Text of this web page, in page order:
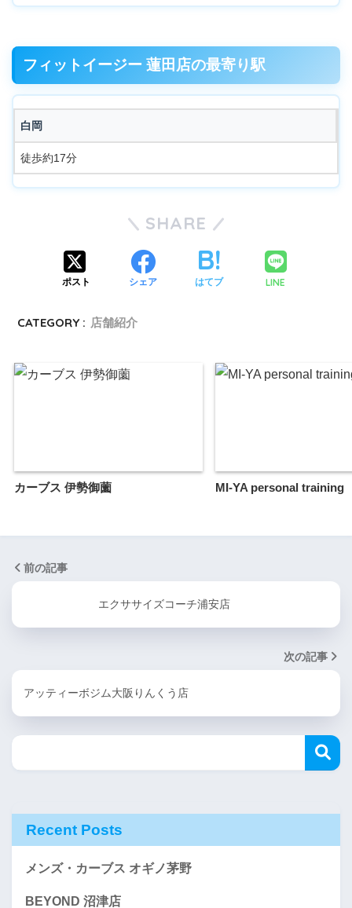
フィットイージー 蓮田店の最寄り駅
白岡
徒歩約17分
SHARE
ポスト シェア はてブ LINE
CATEGORY : 店舗紹介
カーブス 伊勢御薗 MI-YA personal training
前の記事
エクササイズコーチ浦安店
次の記事
アッティーボジム大阪りんくう店
Recent Posts
メンズ・カーブス オギノ茅野
BEYOND 沼津店